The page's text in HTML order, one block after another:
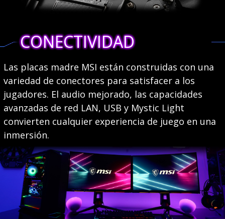
CONECTIVIDAD
Las placas madre MSI están construidas con una
variedad de conectores para satisfacer a los
jugadores. El audio mejorado, las capacidades
avanzadas de red LAN, USB y Mystic Light
convierten cualquier experiencia de juego en una
inmersión.